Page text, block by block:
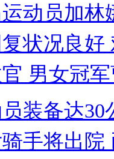
动员加林
状况良
男女冠
装备达
手将出